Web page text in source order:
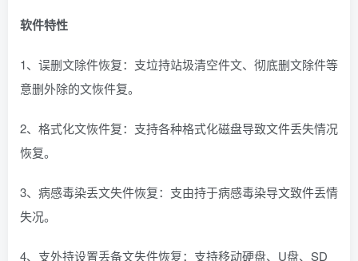
软件特性
1、误删文除件恢复：支垃持站圾清空件文、彻底删文除件等
意删外除的文恢件复。
2、格式化文恢件复：支持各种格式化磁盘导致文件丢失情况
恢复。
3、病感毒染丢文失件恢复：支由持于病感毒染导文致件丢情
失况。
4、支外持设置丢备文失件恢复：支持移动硬盘、U盘、SD